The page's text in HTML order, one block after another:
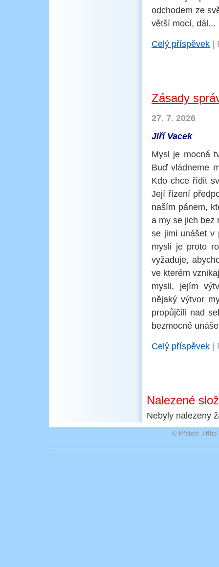
odchodem ze
větší mocí, dál...
Celý příspěvek
Zásady
27. 7. 2026
Jiří Vacek
Mysl je mocná
Buď vládneme
Kdo chce řídit
Její řízení
naším pánem,
a my se jich bez
se jimi unášet v
mysli je proto
vyžaduje,
ve kterém
mysli, jejím
nějaký výtvor
propůjčili nad
bezmocně
Celý příspěvek
Nalezené
Nebyly nalezeny
© Přátelé